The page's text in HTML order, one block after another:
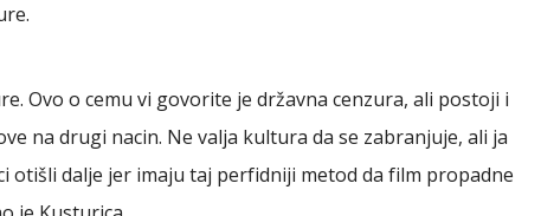
Ovo o cemu vi govorite je državna cenzura, ali postoji i
na drugi nacin. Ne valja kultura da se zabranjuje, ali ja
otišli dalje jer imaju taj perfidniji metod da film propadne